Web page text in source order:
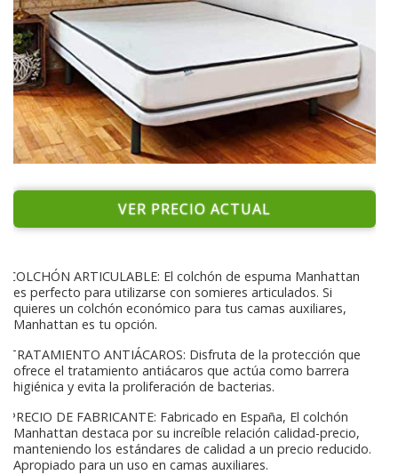
VER PRECIO ACTUAL
COLCHÓN ARTICULABLE: El colchón de espuma Manhattan
es perfecto para utilizarse con somieres articulados. Si
quieres un colchón económico para tus camas auxiliares,
Manhattan es tu opción.
TRATAMIENTO ANTIÁCAROS: Disfruta de la protección que
ofrece el tratamiento antiácaros que actúa como barrera
higiénica y evita la proliferación de bacterias.
PRECIO DE FABRICANTE: Fabricado en España, El colchón
Manhattan destaca por su increíble relación calidad-precio,
manteniendo los estándares de calidad a un precio reducido.
Apropiado para un uso en camas auxiliares.